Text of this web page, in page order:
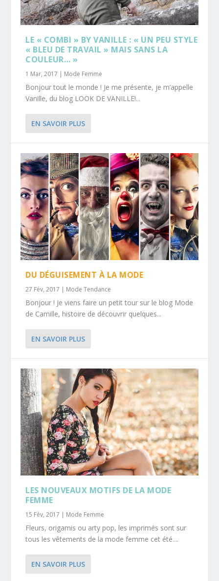
LE « COMBI » BY VANILLE : « UN PEU STYLE
« BLEU DE TRAVAIL » MAIS SANS LA
COULEUR… »
1 Mar, 2017 Mode Femme
Bonjour tout le monde ! Je me présente, je m’appelle
Vanille, du blog LOOK DE VANILLE!...
EN SAVOIR PLUS
DU DÉGUISEMENT À LA MODE
27 Fév, 2017 | Mode Tendance
Bonjour ! Je viens faire un petit tour sur le blog Mode
de Camille, histoire de découvrir quelques...
EN SAVOIR PLUS
LES NOUVEAUX MOTIFS DE LA MODE
FEMME
15 Fév, 2017 | Mode Femme
Fleurs, origamis ou arty pop, les imprimés sont sur
tous les vêtements de la mode femme cet été....
EN SAVOIR PLUS